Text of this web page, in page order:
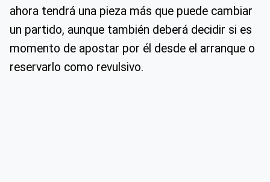
ahora tendrá una pieza más que puede cambiar
un partido, aunque también deberá decidir si es
momento de apostar por él desde el arranque o
reservarlo como revulsivo.